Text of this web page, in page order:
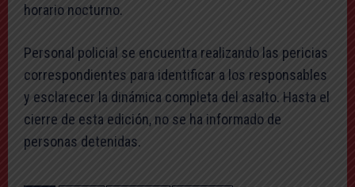
horario nocturno.
Personal policial se encuentra realizando las pericias
correspondientes para identificar a los responsables
y esclarecer la dinámica completa del asalto. Hasta el
cierre de esta edición, no se ha informado de
personas detenidas.